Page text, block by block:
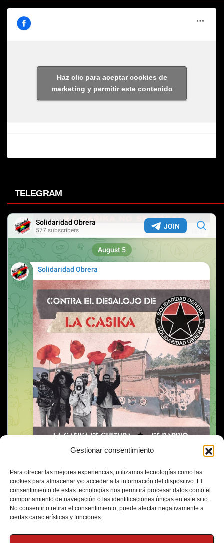
Gestionar consentimiento
Para ofrecer las mejores experiencias, utilizamos tecnologías como las
cookies para almacenar y/o acceder a la información del dispositivo. El
consentimiento de estas tecnologías nos permitirá procesar datos como el
comportamiento de navegación o las identificaciones únicas en este sitio.
No consentir o retirar el consentimiento, puede afectar negativamente a
ciertas características y funciones.
Haz clic para aceptar cookies de
marketing y permitir este contenido
TELEGRAM